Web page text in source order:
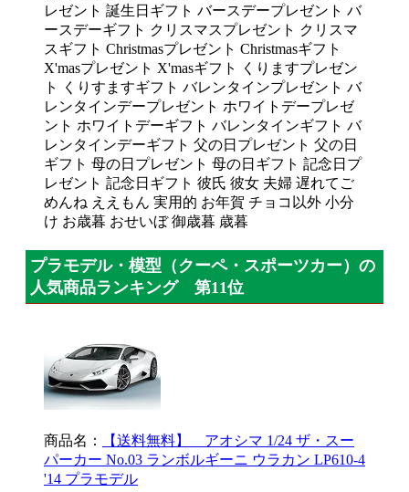
レゼント 誕生日ギフト バースデープレゼント バ
ースデーギフト クリスマスプレゼント クリスマ
スギフト Christmasプレゼント Christmasギフト
X'masプレゼント X'masギフト くりますプレゼン
ト くりすますギフト バレンタインプレゼント バ
レンタインデープレゼント ホワイトデープレゼ
ント ホワイトデーギフト バレンタインギフト バ
レンタインデーギフト 父の日プレゼント 父の日
ギフト 母の日プレゼント 母の日ギフト 記念日プ
レゼント 記念日ギフト 彼氏 彼女 夫婦 遅れてご
めんね ええもん 実用的 お年賀 チョコ以外 小分
け お歳暮 おせいぼ 御歳暮 歳暮
プラモデル・模型（クーペ・スポーツカー）の
人気商品ランキング 第11位
商品名：
【送料無料】 アオシマ 1/24 ザ・スー
パーカー No.03 ランボルギーニ ウラカン LP610-4
'14 プラモデル